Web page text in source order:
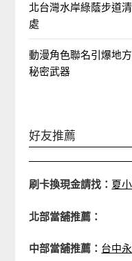
北台灣水岸綠蔭步道
處
動漫角色聯名引爆地
秘密武器
好友推薦
刷卡換現金請找： 夏
北部當舖推薦：
中部當舖推薦： 台中